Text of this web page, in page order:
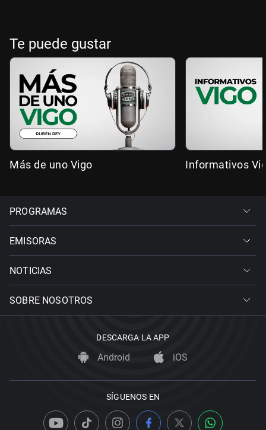
Te puede gustar
Más de uno Vigo Informativos
PROGRAMAS
EMISORAS
NOTICIAS
SOBRE NOSOTROS
DESCARGA LA APP
Android iOS
SÍGUENOS EN